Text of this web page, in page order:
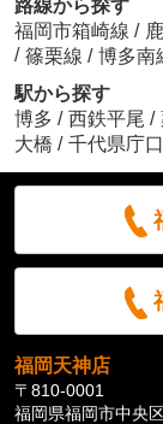
路線から探す
福岡市箱崎線 /
/ 篠栗線 / 博多南
駅から探す
博多 / 西鉄平尾 /
大橋 / 千代県庁口
福岡天神店
〒810-0001
福岡県福岡市中央